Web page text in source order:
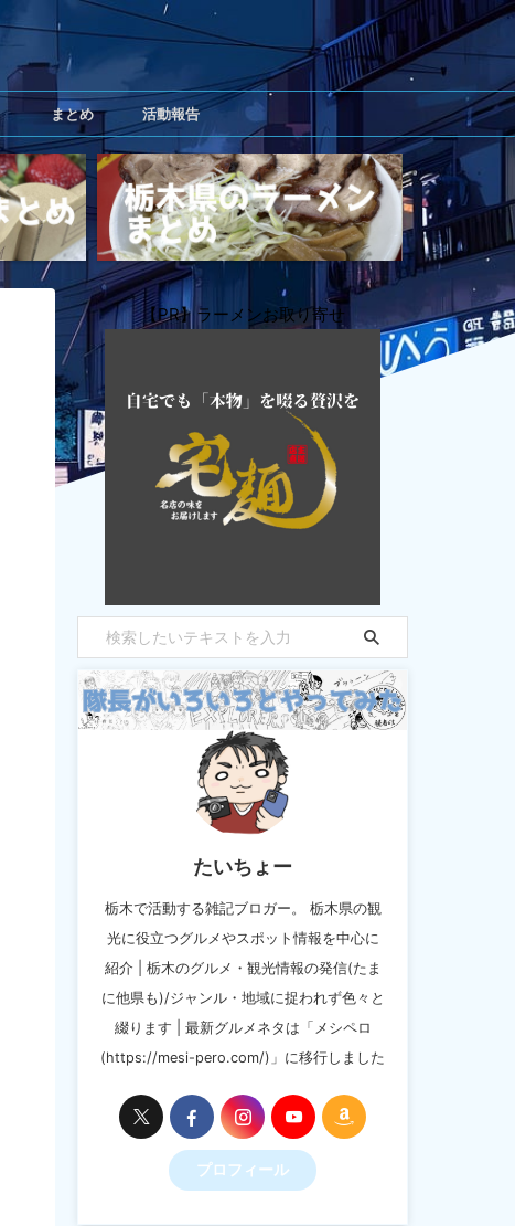
まとめ 活動報告
【PR】ラーメンお取り寄せ
たいちょー
栃木で活動する雑記ブロガー。 栃木県の観
光に役立つグルメやスポット情報を中心に
紹介 | 栃木のグルメ・観光情報の発信(たま
に他県も)/ジャンル・地域に捉われず色々と
綴ります | 最新グルメネタは「メシペロ
(https://mesi-pero.com/)」に移行しました
プロフィール